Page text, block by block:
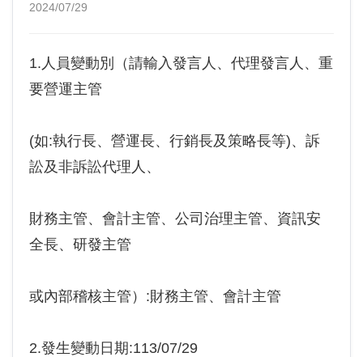
2024/07/29
1.人員變動別（請輸入發言人、代理發言人、重
要營運主管
(如:執行長、營運長、行銷長及策略長等)、訴
訟及非訴訟代理人、
財務主管、會計主管、公司治理主管、資訊安
全長、研發主管
或內部稽核主管）:財務主管、會計主管
2.發生變動日期:113/07/29